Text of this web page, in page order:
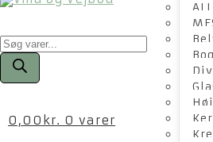
Products
search
0,00 kr. 0 varer